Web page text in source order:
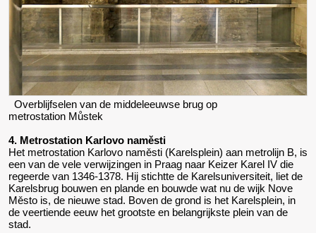
Overblijfselen van de middeleeuwse brug op
metrostation Můstek
4. Metrostation Karlovo naměsti
Het metrostation Karlovo naměsti (Karelsplein) aan metrolijn B, is
een van de vele verwijzingen in Praag naar Keizer Karel IV die
regeerde van 1346-1378. Hij stichtte de Karelsuniversiteit, liet de
Karelsbrug bouwen en plande en bouwde wat nu de wijk Nove
Město is, de nieuwe stad. Boven de grond is het Karelsplein, in
de veertiende eeuw het grootste en belangrijkste plein van de
stad.